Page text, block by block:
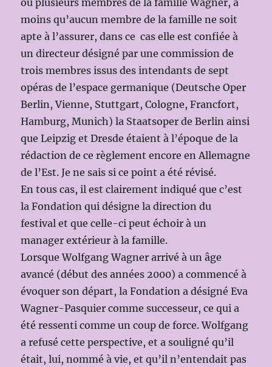
ou plusieurs membres de la famille Wagner, à
moins qu’aucun membre de la famille ne soit
apte à l’assurer, dans ce cas elle est confiée à
un directeur désigné par une commission de
trois membres issus des intendants de sept
opéras de l’espace germanique (Deutsche Oper
Berlin, Vienne, Stuttgart, Cologne, Francfort,
Hamburg, Munich) la Staatsoper de Berlin ainsi
que Leipzig et Dresde étaient à l’époque de la
rédaction de ce règlement encore en Allemagne
de l’Est. Je ne sais si ce point a été révisé.
En tous cas, il est clairement indiqué que c’est
la Fondation qui désigne la direction du
festival et que celle-ci peut échoir à un
manager extérieur à la famille.
Lorsque Wolfgang Wagner arrivé à un âge
avancé (début des années 2000) a commencé à
évoquer son départ, la Fondation a désigné Eva
Wagner-Pasquier comme successeur, ce qui a
été ressenti comme un coup de force. Wolfgang
a refusé cette perspective, et a souligné qu’il
était, lui, nommé à vie, et qu’il n’entendait pas